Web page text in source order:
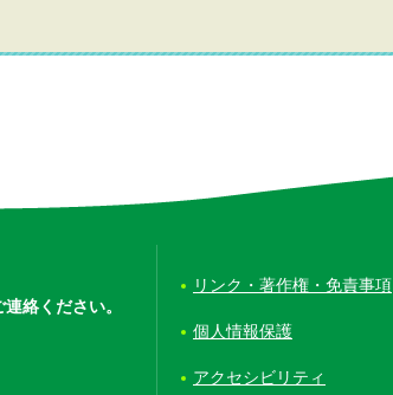
絡ください。
リンク・著作権・免責事項
個人情報保護
アクセシビリティ